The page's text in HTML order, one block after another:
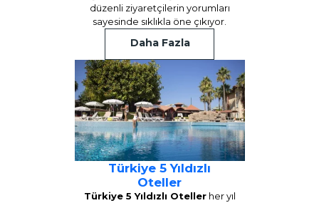
düzenli ziyaretçilerin yorumları
sayesinde sıklıkla öne çıkıyor.
Daha Fazla
Türkiye 5 Yıldızlı
Oteller
Türkiye 5 Yıldızlı Otellerher yıl